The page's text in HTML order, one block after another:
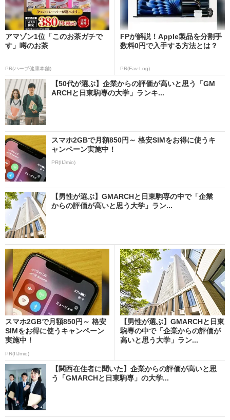
アマゾン1位「このお茶ガチで
す」噂のお茶
PR(ハーブ健康本舗)
FPが解説！Apple製品を分割手
数料0円で入手する方法とは？
PR(Fav-Log)
【50代が選ぶ】企業からの評価が高いと思う「GM
ARCHと日東駒専の大学」ランキ...
スマホ2GBで月額850円～ 格安SIMをお得に使うキ
ャンペーン実施中！
PR(IIJmio)
【男性が選ぶ】GMARCHと日東駒専の中で「企業
からの評価が高いと思う大学」ラン...
スマホ2GBで月額850円～ 格安
SIMをお得に使うキャンペーン
実施中！
PR(IIJmio)
【男性が選ぶ】GMARCHと日東
駒専の中で「企業からの評価が
高いと思う大学」ラン...
【関西在住者に聞いた】企業からの評価が高いと思
う「GMARCHと日東駒専」の大学...